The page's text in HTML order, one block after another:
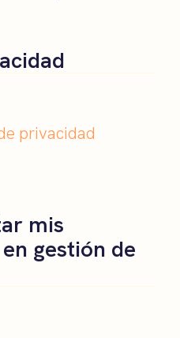
privacidad
mis
gestión de